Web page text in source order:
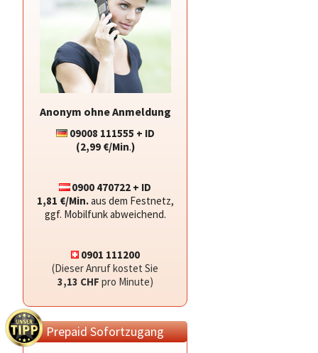
Anonym ohne Anmeldung
09008 111555 + ID
(2,99 €/Min.)
0900 470722 + ID
1,81 €/Min.aus dem Festnetz,
ggf. Mobilfunk abweichend.
0901 111200
(Dieser Anruf kostet Sie
3,13 CHF pro Minute)
Prepaid Sofortzugang